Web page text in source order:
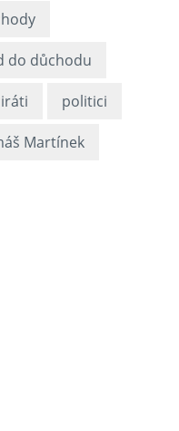
do důchodu
politici
Martínek